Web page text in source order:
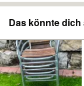
Das könnte